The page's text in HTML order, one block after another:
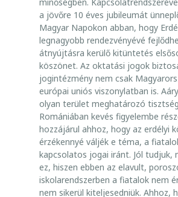
G
Y
E
T
E
M
I
O
K
T
A
T
Ó
,
A
Z
O
a jövőre 10 éves jubileumát
Magyar Napokon abban, hogy
legnagyobb rendezvényévé
átnyújtásra kerülő kitüntetés
köszönet. Az oktatási jogok
jogintézmény nem csak
európai uniós viszonylatban is.
olyan terület meghatározó
Romániában kevés figyelembe
hozzájárul ahhoz, hogy az erdélyi
érzékennyé váljék e téma, a
kapcsolatos jogai iránt. Jól tudjuk,
ez, hiszen ebben az elavult,
iskolarendszerben a fiatalok nem
nem sikerül kiteljesedniük. Ahhoz,